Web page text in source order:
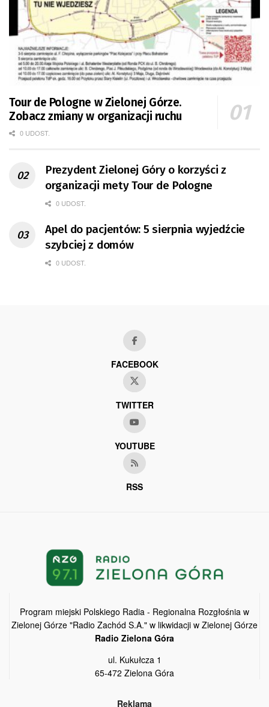
Tour de Pologne w Zielonej Górze.
Zobacz zmiany w organizacji ruchu
0 UDOST.
Prezydent Zielonej Góry o korzyści z
organizacji mety Tour de Pologne
0 UDOST.
Apel do pacjentów: 5 sierpnia wyjedźcie
szybciej z domów
0 UDOST.
FACEBOOK
TWITTER
YOUTUBE
RSS
Program miejski Polskiego Radia - Regionalna Rozgłośnia w
Zielonej Górze "Radio Zachód S.A." w likwidacji w Zielonej Górze
Radio Zielona Góra
ul. Kukułcza 1
65-472 Zielona Góra
Reklama